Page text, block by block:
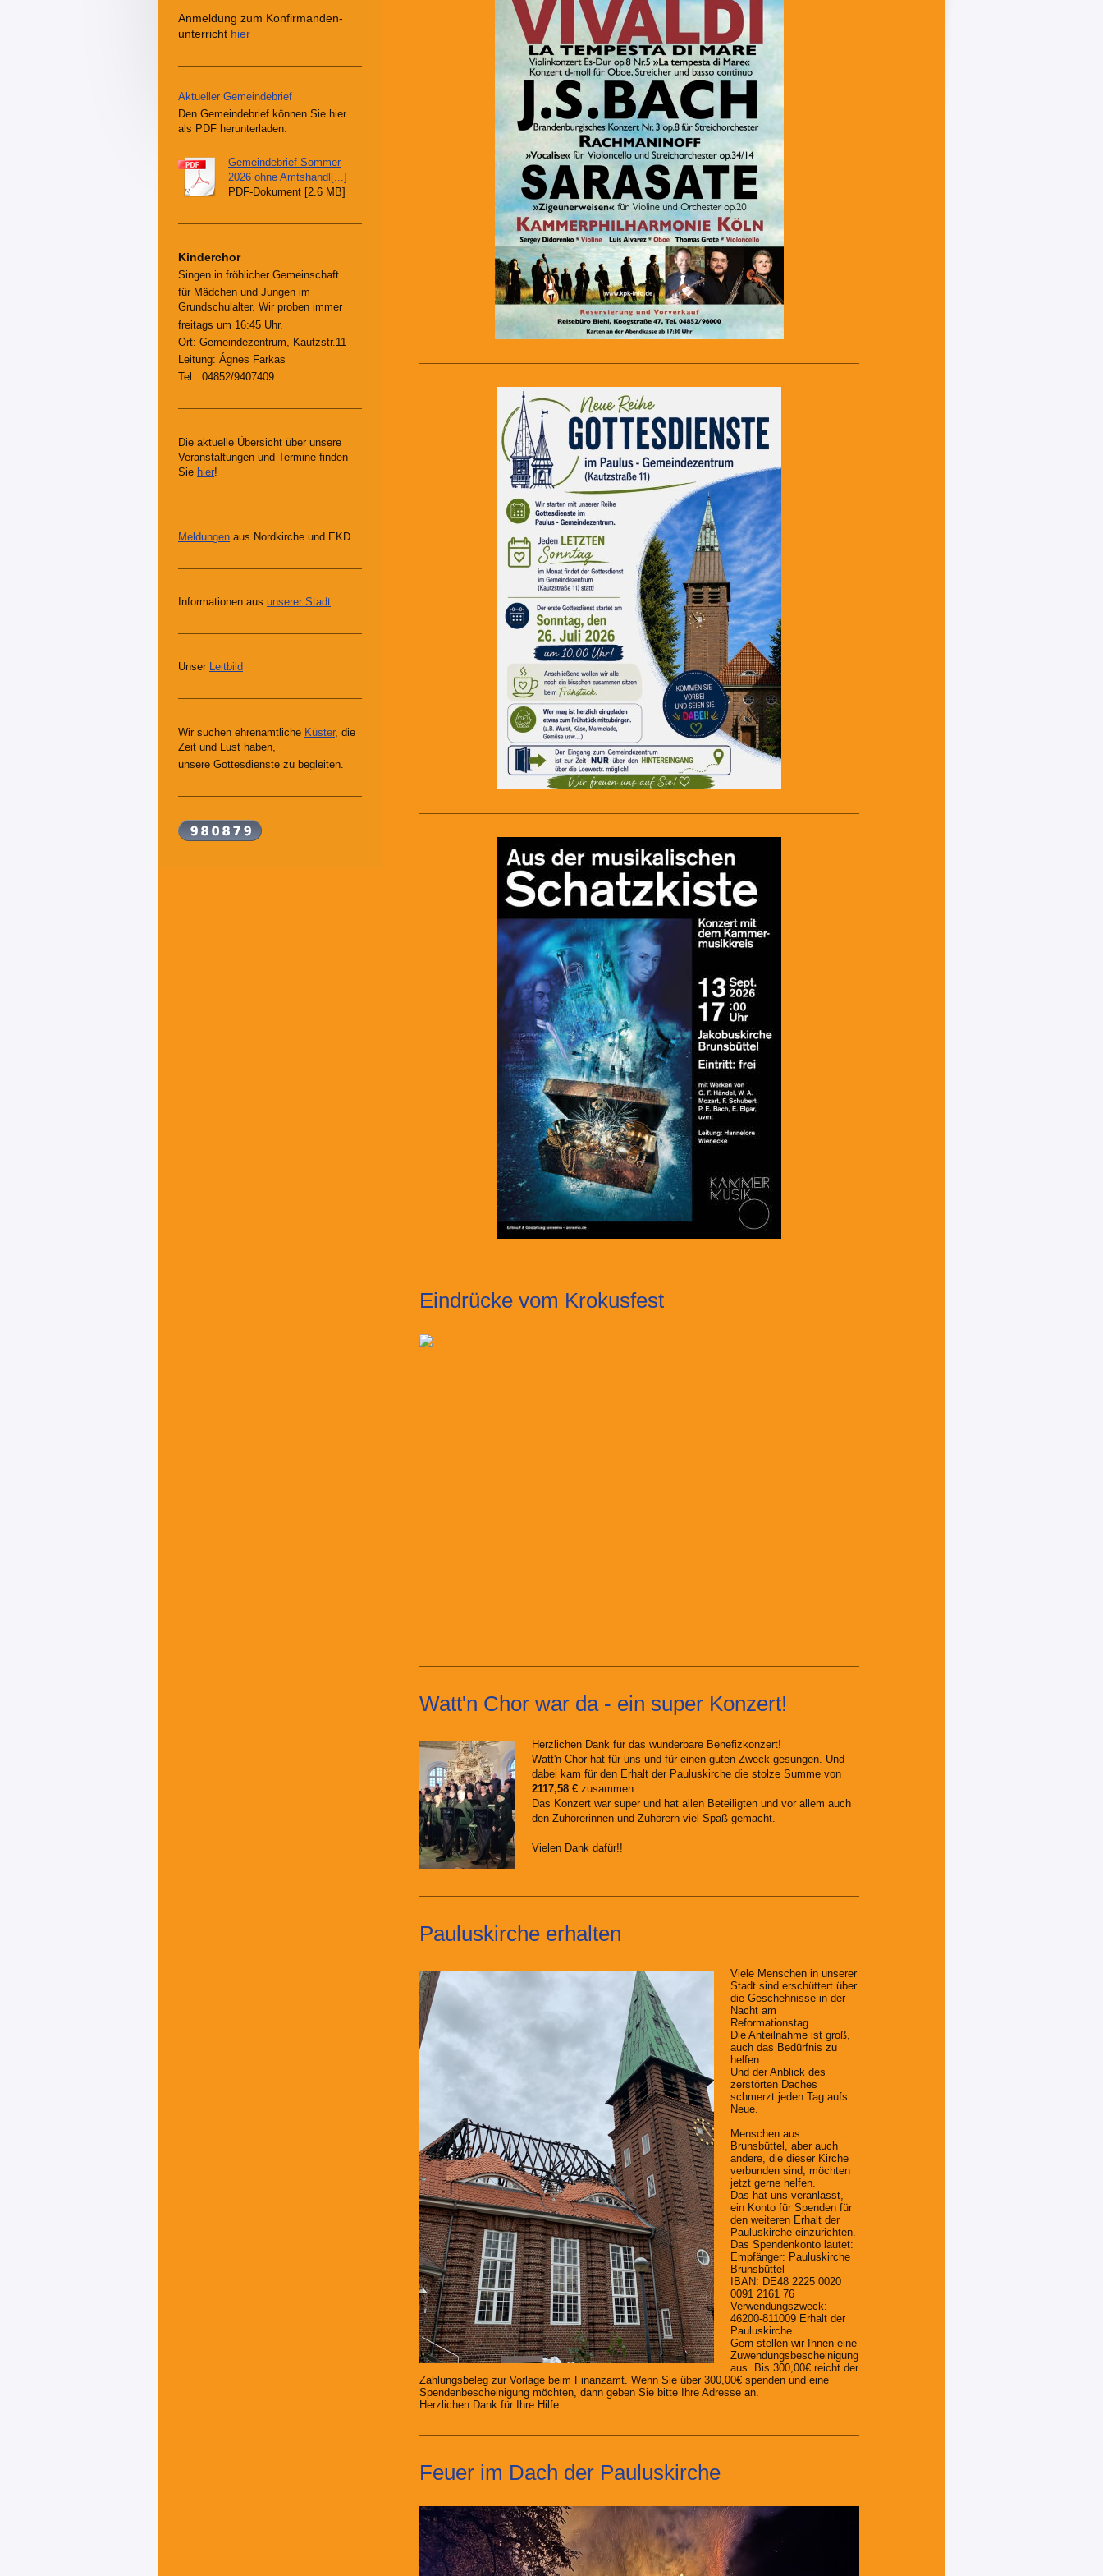
Eindrücke vom Krokusfest
Watt'n Chor war da - ein super Konzert!
Herzlichen Dank für das wunderbare Benefizkonzert!
Watt'n Chor hat für uns und für einen guten Zweck gesungen. Und
dabei kam für den Erhalt der Pauluskirche die stolze Summe von
2117,58 €zusammen.
Das Konzert war super und hat allen Beteiligten und vor allem auch
den Zuhörerinnen und Zuhörern viel Spaß gemacht.
Vielen Dank dafür!!
Pauluskirche erhalten
Viele Menschen in unserer
Stadt sind erschüttert über
die Geschehnisse in der
Nacht am
Reformationstag.
Die Anteilnahme ist groß,
auch das Bedürfnis zu
helfen.
Und der Anblick des
zerstörten Daches
schmerzt jeden Tag aufs
Neue.
Menschen aus
Brunsbüttel, aber auch
andere, die dieser Kirche
verbunden sind, möchten
jetzt gerne helfen.
Das hat uns veranlasst,
ein Konto für Spenden für
den weiteren Erhalt der
Pauluskirche einzurichten.
Das Spendenkonto lautet:
Empfänger: Pauluskirche
Brunsbüttel
IBAN: DE48 2225 0020
0091 2161 76
Verwendungszweck:
46200-811009 Erhalt der
Pauluskirche
Gern stellen wir Ihnen eine
Zuwendungsbescheinigung
aus. Bis 300,00€ reicht der
Zahlungsbeleg zur Vorlage beim Finanzamt. Wenn Sie über 300,00€ spenden und eine
Spendenbescheinigung möchten, dann geben Sie bitte Ihre Adresse an.
Herzlichen Dank für Ihre Hilfe.
Feuer im Dach der Pauluskirche
Anmeldung zum Konfirmanden-
unterricht hier
Aktueller Gemeindebrief
Den Gemeindebrief können Sie hier
als PDF herunterladen:
Gemeindebrief Sommer
2026 ohne Amtshandl[...]
PDF-Dokument [2.6 MB]
Kinderchor
Singen in fröhlicher Gemeinschaft
für Mädchen und Jungen im
Grundschulalter. Wir proben immer
freitags um 16:45 Uhr.
Ort: Gemeindezentrum, Kautzstr.11
Leitung: Ágnes Farkas
Tel.: 04852/9407409
Die aktuelle Übersicht über unsere
Veranstaltungen und Termine finden
Sie hier!
Meldungen aus Nordkirche und EKD
Informationen aus unserer Stadt
Unser Leitbild
Wir suchen ehrenamtliche Küster, die
Zeit und Lust haben,
unsere Gottesdienste zu begleiten.